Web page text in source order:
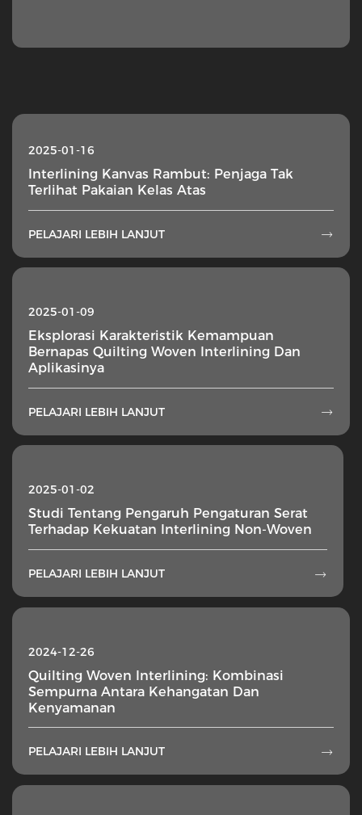
2025-01-16
Interlining Kanvas Rambut: Penjaga Tak
Terlihat Pakaian Kelas Atas
PELAJARI LEBIH LANJUT 
2025-01-09
Eksplorasi Karakteristik Kemampuan
Bernapas Quilting Woven Interlining Dan
Aplikasinya
PELAJARI LEBIH LANJUT 
2025-01-02
Studi Tentang Pengaruh Pengaturan Serat
Terhadap Kekuatan Interlining Non-Woven
PELAJARI LEBIH LANJUT 
2024-12-26
Quilting Woven Interlining: Kombinasi
Sempurna Antara Kehangatan Dan
Kenyamanan
PELAJARI LEBIH LANJUT 